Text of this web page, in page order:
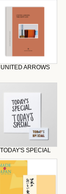
UNITED ARROWS
TODAY'S SPECIAL